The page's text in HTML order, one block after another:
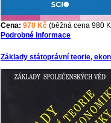
Cena: 970 Kč (běžná cena 980
Podrobné informace
Základy státoprávní teorie,